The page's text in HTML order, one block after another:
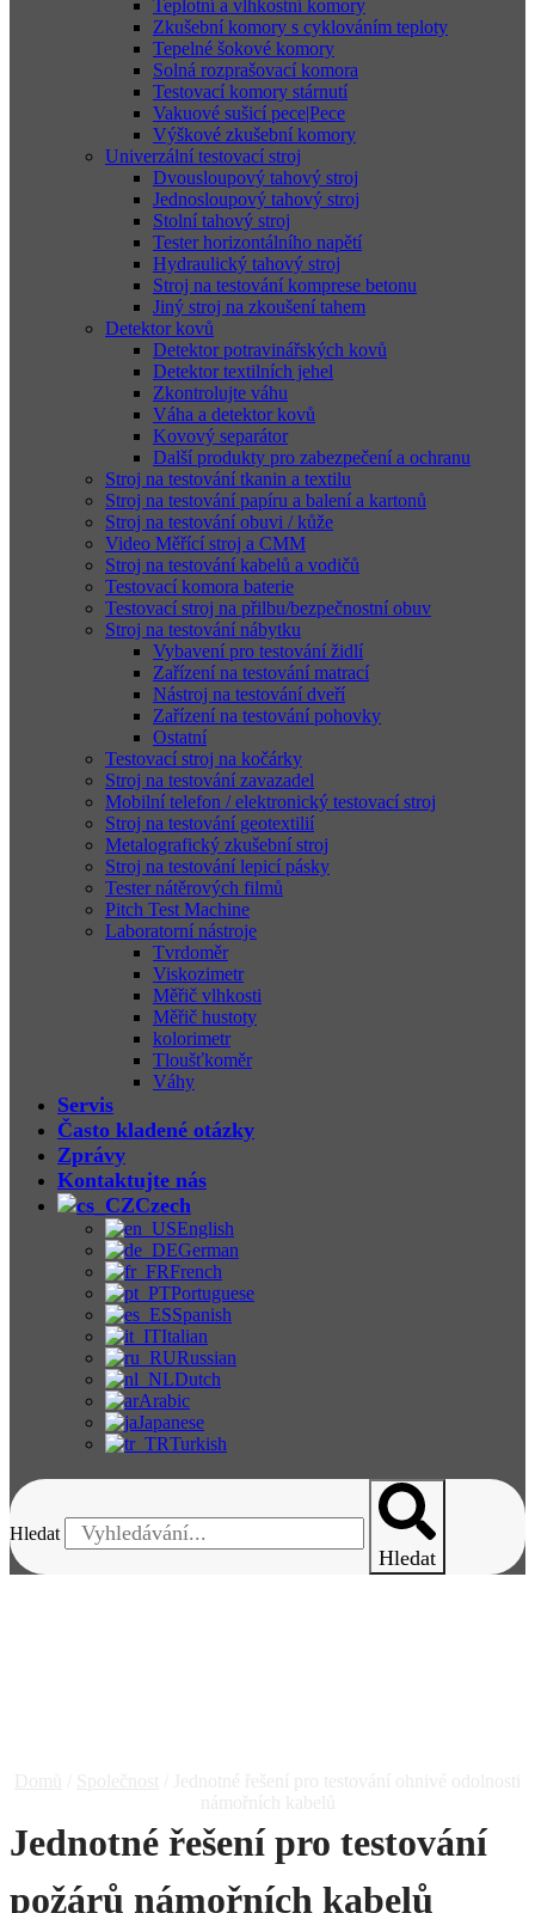
Teplotní a vlhkostní komory
Zkušební komory s cyklováním teploty
Tepelné šokové komory
Solná rozprašovací komora
Testovací komory stárnutí
Vakuové sušicí pece|Pece
Výškové zkušební komory
Univerzální testovací stroj
Dvousloupový tahový stroj
Jednosloupový tahový stroj
Stolní tahový stroj
Tester horizontálního napětí
Hydraulický tahový stroj
Stroj na testování komprese betonu
Jiný stroj na zkoušení tahem
Detektor kovů
Detektor potravinářských kovů
Detektor textilních jehel
Zkontrolujte váhu
Váha a detektor kovů
Kovový separátor
Další produkty pro zabezpečení a ochranu
Stroj na testování tkanin a textilu
Stroj na testování papíru a balení a kartonů
Stroj na testování obuvi / kůže
Video Měřící stroj a CMM
Stroj na testování kabelů a vodičů
Testovací komora baterie
Testovací stroj na přilbu/bezpečnostní obuv
Stroj na testování nábytku
Vybavení pro testování židlí
Zařízení na testování matrací
Nástroj na testování dveří
Zařízení na testování pohovky
Ostatní
Testovací stroj na kočárky
Stroj na testování zavazadel
Mobilní telefon / elektronický testovací stroj
Stroj na testování geotextilií
Metalografický zkušební stroj
Stroj na testování lepicí pásky
Tester nátěrových filmů
Pitch Test Machine
Laboratorní nástroje
Tvrdoměr
Viskozimetr
Měřič vlhkosti
Měřič hustoty
kolorimetr
Tloušťkoměr
Váhy
Servis
Často kladené otázky
Zprávy
Kontaktujte nás
Czech
English
German
French
Portuguese
Spanish
Italian
Russian
Dutch
Arabic
Japanese
Turkish
Hledat
Hledat
Jednotné řešení pro testování
požárů námořních kabelů